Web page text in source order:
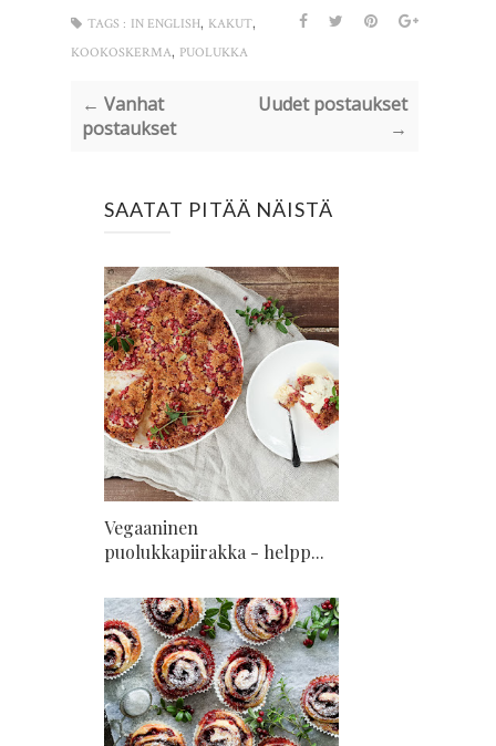
TAGS : IN ENGLISH, KAKUT,
KOOKOSKERMA, PUOLUKKA
← Vanhat
postaukset
Uudet postaukset
→
SAATAT PITÄÄ NÄISTÄ
Vegaaninen
puolukkapiirakka - helpp...